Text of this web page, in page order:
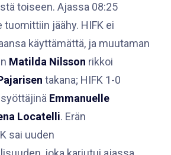
toiseen. Ajassa 08:25
tuomittiin jäähy. HIFK ei
käyttämättä, ja muutaman
Matilda Nilsson rikkoi
takana; HIFK 1-0
Emmanuelle
Locatelli. Erän
sai uuden